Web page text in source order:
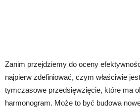
Zanim przejdziemy do oceny
najpierw zdefiniować, czym właściwie
tymczasowe przedsięwzięcie, które ma
harmonogram. Może to być budowa